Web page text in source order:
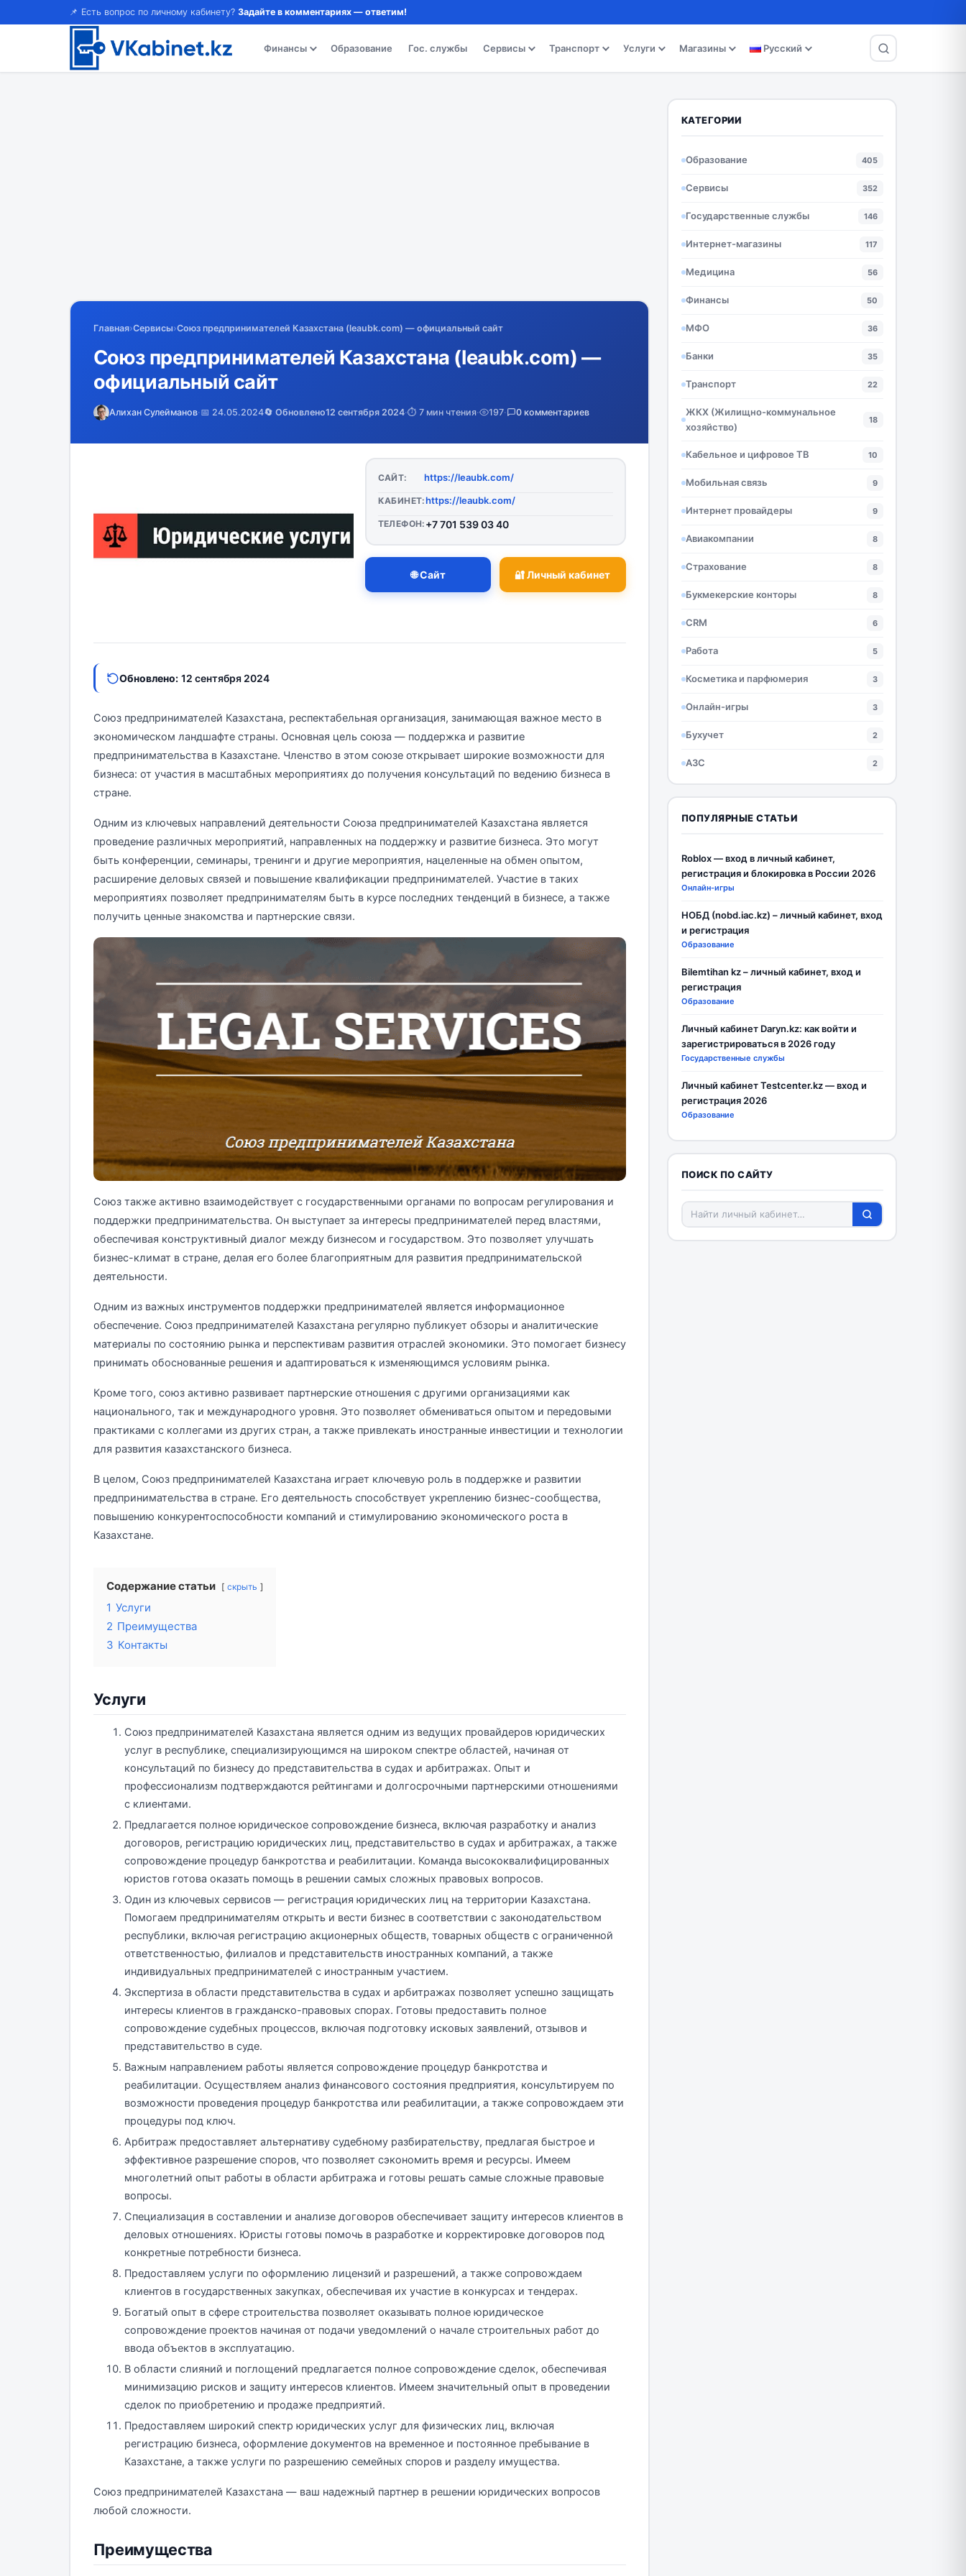
📌 Есть вопрос по личному кабинету? Задайте в комментариях — ответим!
Финансы Образование Гос. службы Сервисы Транспорт Услуги Магазины Русский
Главная›Сервисы›Союз предпринимателей Казахстана (leaubk.com) — официальный сайт
Союз предпринимателей Казахстана (leaubk.com) —
официальный сайт
Алихан Сулейманов·📅 24.05.2024🔄 Обновлено12 сентября 2024·⏱️ 7 мин чтения· 197· 0 комментариев
САЙТ: https://leaubk.com/
КАБИНЕТ:https://leaubk.com/
ТЕЛЕФОН: +7 701 539 03 40
🌐 Сайт 🔐 Личный кабинет
Обновлено: 12 сентября 2024
Союз предпринимателей Казахстана, респектабельная организация, занимающая важное место в
экономическом ландшафте страны. Основная цель союза — поддержка и развитие
предпринимательства в Казахстане. Членство в этом союзе открывает широкие возможности для
бизнеса: от участия в масштабных мероприятиях до получения консультаций по ведению бизнеса в
стране.
Одним из ключевых направлений деятельности Союза предпринимателей Казахстана является
проведение различных мероприятий, направленных на поддержку и развитие бизнеса. Это могут
быть конференции, семинары, тренинги и другие мероприятия, нацеленные на обмен опытом,
расширение деловых связей и повышение квалификации предпринимателей. Участие в таких
мероприятиях позволяет предпринимателям быть в курсе последних тенденций в бизнесе, а также
получить ценные знакомства и партнерские связи.
Союз также активно взаимодействует с государственными органами по вопросам регулирования и
поддержки предпринимательства. Он выступает за интересы предпринимателей перед властями,
обеспечивая конструктивный диалог между бизнесом и государством. Это позволяет улучшать
бизнес-климат в стране, делая его более благоприятным для развития предпринимательской
деятельности.
Одним из важных инструментов поддержки предпринимателей является информационное
обеспечение. Союз предпринимателей Казахстана регулярно публикует обзоры и аналитические
материалы по состоянию рынка и перспективам развития отраслей экономики. Это помогает бизнесу
принимать обоснованные решения и адаптироваться к изменяющимся условиям рынка.
Кроме того, союз активно развивает партнерские отношения с другими организациями как
национального, так и международного уровня. Это позволяет обмениваться опытом и передовыми
практиками с коллегами из других стран, а также привлекать иностранные инвестиции и технологии
для развития казахстанского бизнеса.
В целом, Союз предпринимателей Казахстана играет ключевую роль в поддержке и развитии
предпринимательства в стране. Его деятельность способствует укреплению бизнес-сообщества,
повышению конкурентоспособности компаний и стимулированию экономического роста в
Казахстане.
Содержание статьи скрыть
1 Услуги
2 Преимущества
3 Контакты
Услуги
Союз предпринимателей Казахстана является одним из ведущих провайдеров юридических
услуг в республике, специализирующимся на широком спектре областей, начиная от
консультаций по бизнесу до представительства в судах и арбитражах. Опыт и
профессионализм подтверждаются рейтингами и долгосрочными партнерскими отношениями
с клиентами.
Предлагается полное юридическое сопровождение бизнеса, включая разработку и анализ
договоров, регистрацию юридических лиц, представительство в судах и арбитражах, а также
сопровождение процедур банкротства и реабилитации. Команда высококвалифицированных
юристов готова оказать помощь в решении самых сложных правовых вопросов.
Один из ключевых сервисов — регистрация юридических лиц на территории Казахстана.
Помогаем предпринимателям открыть и вести бизнес в соответствии с законодательством
республики, включая регистрацию акционерных обществ, товарных обществ с ограниченной
ответственностью, филиалов и представительств иностранных компаний, а также
индивидуальных предпринимателей с иностранным участием.
Экспертиза в области представительства в судах и арбитражах позволяет успешно защищать
интересы клиентов в гражданско-правовых спорах. Готовы предоставить полное
сопровождение судебных процессов, включая подготовку исковых заявлений, отзывов и
представительство в суде.
Важным направлением работы является сопровождение процедур банкротства и
реабилитации. Осуществляем анализ финансового состояния предприятия, консультируем по
возможности проведения процедур банкротства или реабилитации, а также сопровождаем эти
процедуры под ключ.
Арбитраж предоставляет альтернативу судебному разбирательству, предлагая быстрое и
эффективное разрешение споров, что позволяет сэкономить время и ресурсы. Имеем
многолетний опыт работы в области арбитража и готовы решать самые сложные правовые
вопросы.
Специализация в составлении и анализе договоров обеспечивает защиту интересов клиентов в
деловых отношениях. Юристы готовы помочь в разработке и корректировке договоров под
конкретные потребности бизнеса.
Предоставляем услуги по оформлению лицензий и разрешений, а также сопровождаем
клиентов в государственных закупках, обеспечивая их участие в конкурсах и тендерах.
Богатый опыт в сфере строительства позволяет оказывать полное юридическое
сопровождение проектов начиная от подачи уведомлений о начале строительных работ до
ввода объектов в эксплуатацию.
В области слияний и поглощений предлагается полное сопровождение сделок, обеспечивая
минимизацию рисков и защиту интересов клиентов. Имеем значительный опыт в проведении
сделок по приобретению и продаже предприятий.
Предоставляем широкий спектр юридических услуг для физических лиц, включая
регистрацию бизнеса, оформление документов на временное и постоянное пребывание в
Казахстане, а также услуги по разрешению семейных споров и разделу имущества.
Союз предпринимателей Казахстана — ваш надежный партнер в решении юридических вопросов
любой сложности.
Преимущества
КАТЕГОРИИ
Образование 405
Сервисы 352
Государственные службы 146
Интернет-магазины 117
Медицина 56
Финансы 50
МФО 36
Банки 35
Транспорт 22
ЖКХ (Жилищно-коммунальное
хозяйство)
18
Кабельное и цифровое ТВ 10
Мобильная связь 9
Интернет провайдеры 9
Авиакомпании 8
Страхование 8
Букмекерские конторы 8
CRM 6
Работа 5
Косметика и парфюмерия 3
Онлайн-игры 3
Бухучет 2
АЗС 2
ПОПУЛЯРНЫЕ СТАТЬИ
Roblox — вход в личный кабинет,
регистрация и блокировка в России 2026
Онлайн-игры
НОБД (nobd.iac.kz) – личный кабинет, вход
и регистрация
Образование
Bilemtihan kz – личный кабинет, вход и
регистрация
Образование
Личный кабинет Daryn.kz: как войти и
зарегистрироваться в 2026 году
Государственные службы
Личный кабинет Testcenter.kz — вход и
регистрация 2026
Образование
ПОИСК ПО САЙТУ